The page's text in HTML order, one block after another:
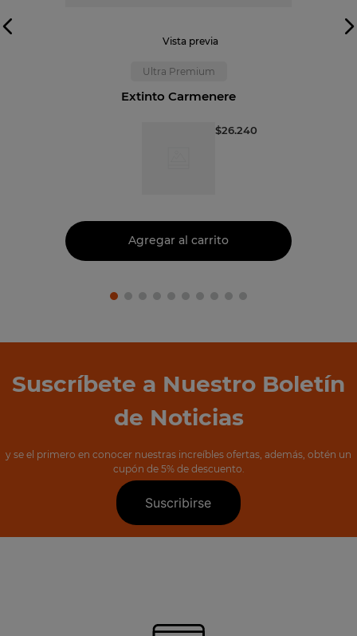
Vista previa
Ultra Premium
Extinto Carmenere
$26.240
Agregar al carrito
Suscríbete a Nuestro Boletín
de Noticias
y se el primero en conocer nuestras increíbles ofertas, además, obtén un
cupón de 5% de descuento.
Suscribirse